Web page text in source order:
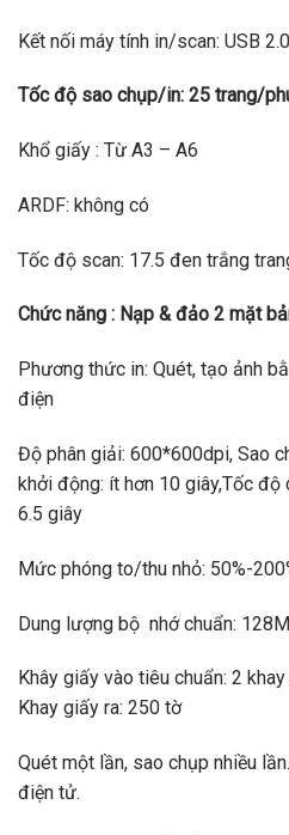
Kết nối máy tính in/scan: USB 2.0
Tốc độ sao chụp/in: 25 trang/
Khổ giấy : Từ A3 – A6
ARDF: không có
Tốc độ scan: 17.5 đen trắng
Chức năng : Nạp & đảo 2 mặt
Phương thức in: Quét, tạo ảnh
điện
Độ phân giải: 600*600dpi, Sao
khởi động: ít hơn 10 giây,Tốc độ
6.5 giây
Mức phóng to/thu nhỏ: 50%-
Dung lượng bộ nhớ chuẩn:
Khây giấy vào tiêu chuẩn: 2
Khay giấy ra: 250 tờ
Quét một lần, sao chụp nhiều
điện tử.